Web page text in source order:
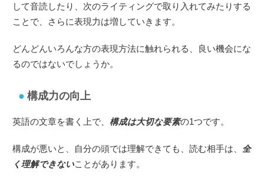
して音読したり、次のライティングで取り入れてみたりする
ことで、さらに表現力は増していきます。
どんどんいろんな方の表現方法に触れられる、良い機会にな
るのではないでしょうか。
構成力の向上
英語の文章を書く上で、 構成は大切な要素の1つです。
構成が悪いと、自分の頭では理解できても、読む相手は、 全
く理解できないことがあります。